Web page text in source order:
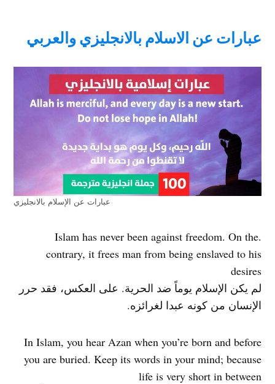
عبارات عن الاسلام بالانجليزي والعربي
عبارات عن الإسلام بالانجليزي
.Islam has never been against freedom. On the
contrary, it frees man from being enslaved to his
desires
لم يكن الإسلام يوماً ضد الحرية. على العكس، فقد حرر
الإنسان من كونه عبدا لغرائزه.
In Islam, you hear Azan when you’re born and before
you are buried. Keep its words in your mind; because
life is very short in between